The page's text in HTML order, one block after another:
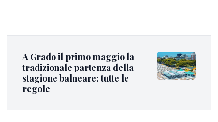
A Grado il primo maggio la
tradizionale partenza della
stagione balneare: tutte le
regole